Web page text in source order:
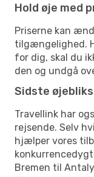
Hold øje med
Priserne kan
tilgængelighed.
for dig, skal du
den og undgå
Sidste
Travellink har
rejsende. Selv
hjælper vores
Bremen til